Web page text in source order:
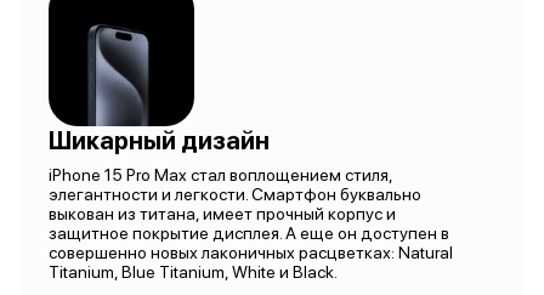
Шикарный дизайн
iPhone 15 Pro Max стал воплощением стиля,
элегантности и легкости. Смартфон буквально
выкован из титана, имеет прочный корпус и
защитное покрытие дисплея. А еще он доступен в
совершенно новых лаконичных расцветках: Natural
Titanium, Blue Titanium, White и Black.